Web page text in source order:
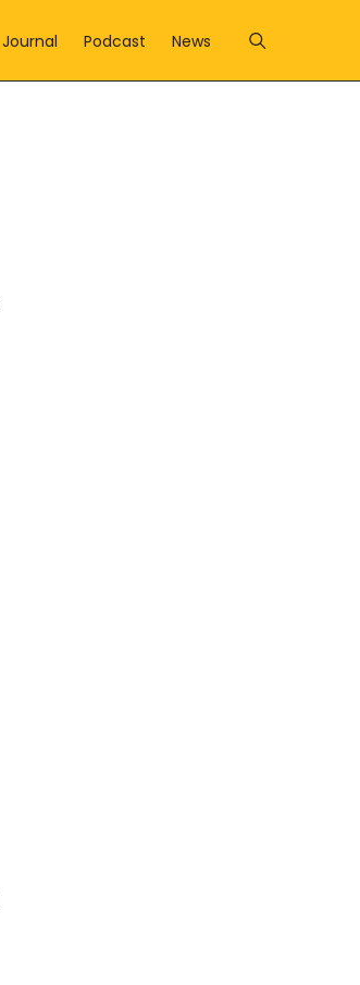
Journal Podcast News